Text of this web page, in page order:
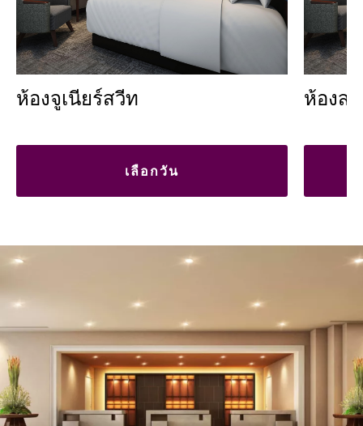
ห้องจูเนียร์สวีท
เลือกวัน
ห้องส